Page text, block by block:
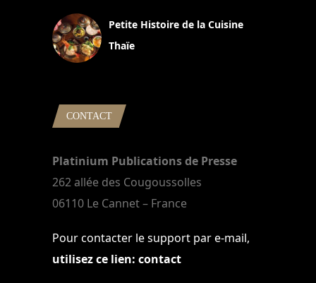
Petite Histoire de la Cuisine
Thaïe
CONTACT
Platinium Publications de Presse
262 allée des Cougoussolles
06110 Le Cannet – France
Pour contacter le support par e-mail,
utilisez ce lien: contact